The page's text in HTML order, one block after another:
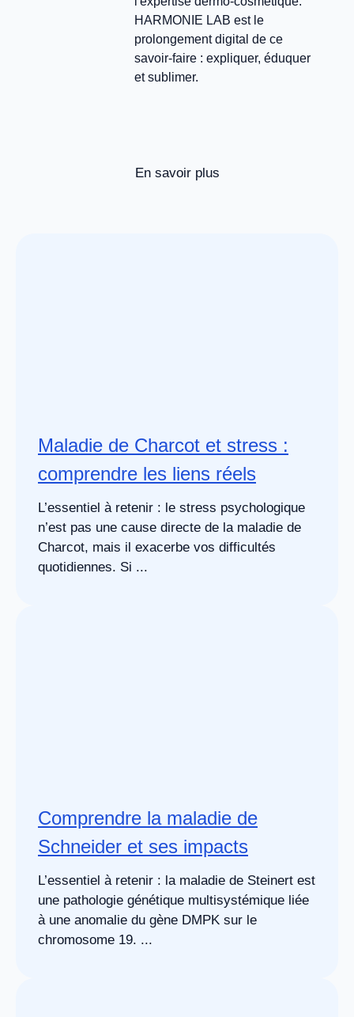
HARMONIE LAB est le
prolongement digital de ce
savoir-faire : expliquer, éduquer
et sublimer.
En savoir plus
Maladie de Charcot et stress :
comprendre les liens réels
L’essentiel à retenir : le stress psychologique
n’est pas une cause directe de la maladie de
Charcot, mais il exacerbe vos difficultés
quotidiennes. Si ...
Comprendre la maladie de
Schneider et ses impacts
L’essentiel à retenir : la maladie de Steinert est
une pathologie génétique multisystémique liée
à une anomalie du gène DMPK sur le
chromosome 19. ...